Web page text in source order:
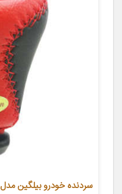
سردنده خودرو بیلگین مدل S-33 مناسب برای پراید